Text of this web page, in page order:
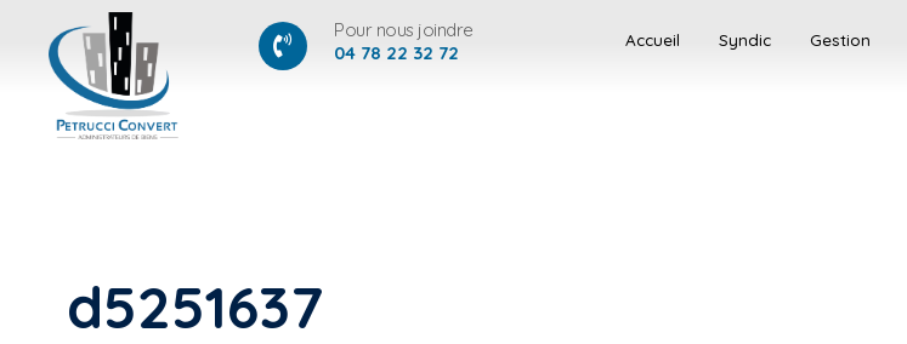
04 78 22 32 72
Pour nous joindre Accueil Syndic Gestion
d5251637